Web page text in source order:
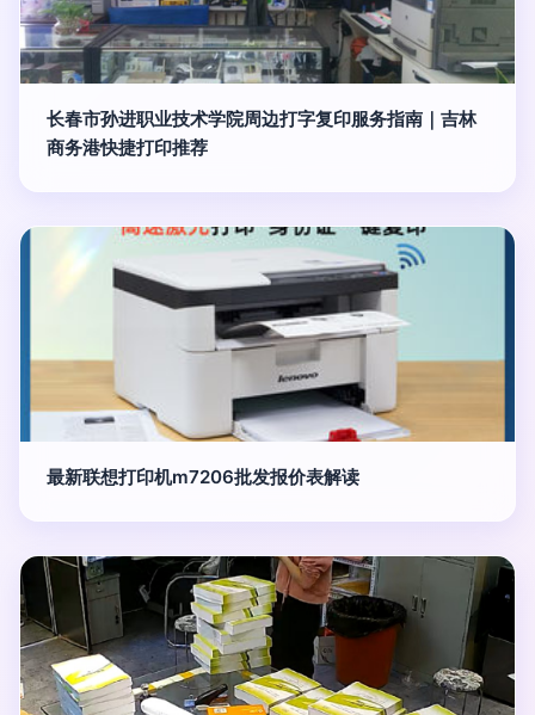
长春市孙进职业技术学院周边打字复印服务指南｜吉林
商务港快捷打印推荐
最新联想打印机m7206批发报价表解读